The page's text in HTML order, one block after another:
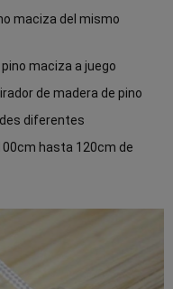
maciza del mismo
maciza a juego
de madera de pino
diferentes
hasta 120cm de